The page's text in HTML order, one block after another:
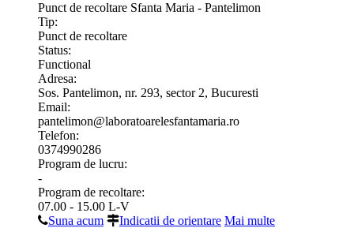
Punct de recoltare Sfanta Maria - Pantelimon
Tip:
Punct de recoltare
Status:
Functional
Adresa:
Sos. Pantelimon, nr. 293, sector 2, Bucuresti
Email:
pantelimon@laboratoarelesfantamaria.ro
Telefon:
0374990286
Program de lucru:
-
Program de recoltare:
07.00 - 15.00 L-V
Suna acum
Indicatii de orientare Mai multe